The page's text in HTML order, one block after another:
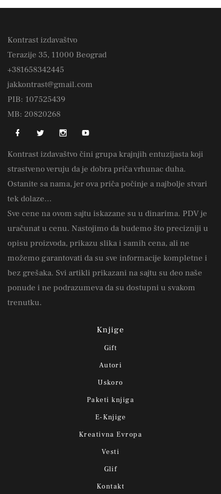
Kontrast izdavaštvo
Terazije 35, 11000 Beograd
+381658342445
jakkontrast@gmail.com
PIB: 107525439
MB: 20820268
Kontrast izdavaštvo čini grupa krajnjih entuzijasta koji
strastveno veruju da je dobra priča vrhunac duha.
Ostanite sa nama, jer ova priča počinje a najbolje stvari
tek dolaze...
Sve cene na ovom sajtu iskazane su u dinarima. PDV je
uračunat u cenu. Nastojimo da budemo što precizniji u
opisu proizvoda, prikazu slika i samih cena, ali ne
možemo garantovati da su sve informacije kompletne i
bez grešaka. Svi artikli prikazani na sajtu su deo naše
ponude i ne podrazumeva da su dostupni u svakom
trenutku.
Knjige
Gift
Autori
Uskoro
Paketi knjiga
E-Knjige
Kreativna Evropa
Vesti
Glif
Kontakt